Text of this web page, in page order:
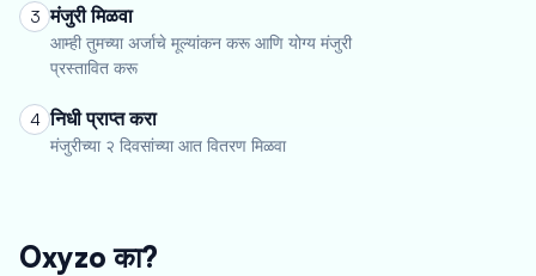
3 मंजुरी मिळवा
आम्ही तुमच्या अर्जाचे मूल्यांकन करू आणि योग्य मंजुरी
प्रस्तावित करू
4 निधी प्राप्त करा
मंजुरीच्या २ दिवसांच्या आत वितरण मिळवा
Oxyzo का?